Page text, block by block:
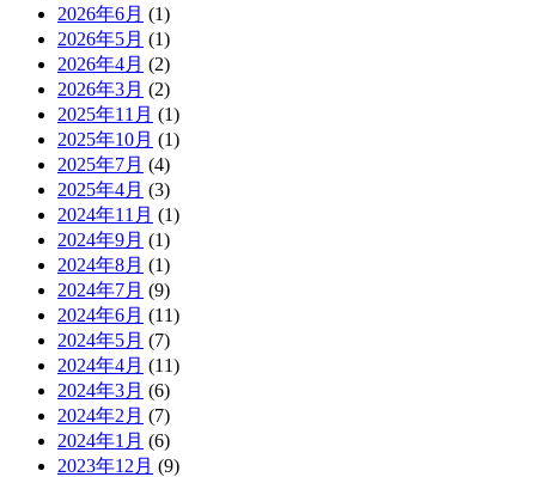
2026年6月 (1)
2026年5月 (1)
2026年4月 (2)
2026年3月 (2)
2025年11月 (1)
2025年10月 (1)
2025年7月 (4)
2025年4月 (3)
2024年11月 (1)
2024年9月 (1)
2024年8月 (1)
2024年7月 (9)
2024年6月 (11)
2024年5月 (7)
2024年4月 (11)
2024年3月 (6)
2024年2月 (7)
2024年1月 (6)
2023年12月 (9)